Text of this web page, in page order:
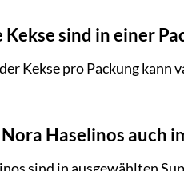
Kekse sind in einer
Kekse pro Packung
Haselinos auch